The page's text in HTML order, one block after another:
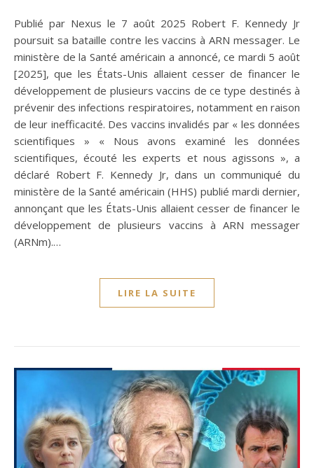
Publié par Nexus le 7 août 2025 Robert F. Kennedy Jr
poursuit sa bataille contre les vaccins à ARN messager. Le
ministère de la Santé américain a annoncé, ce mardi 5 août
[2025], que les États-Unis allaient cesser de financer le
développement de plusieurs vaccins de ce type destinés à
prévenir des infections respiratoires, notamment en raison
de leur inefficacité. Des vaccins invalidés par « les données
scientifiques » « Nous avons examiné les données
scientifiques, écouté les experts et nous agissons », a
déclaré Robert F. Kennedy Jr, dans un communiqué du
ministère de la Santé américain (HHS) publié mardi dernier,
annonçant que les États-Unis allaient cesser de financer le
développement de plusieurs vaccins à ARN messager
(ARNm).…
LIRE LA SUITE